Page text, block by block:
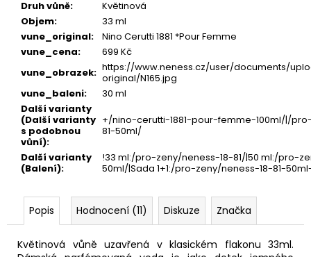
Druh vůně:
Květinová
Objem:
33 ml
vune_original:
Nino Cerutti 1881 *Pour Femme
vune_cena:
699 Kč
vune_obrazek: https://www.neness.cz/user/documents/
original/N165.jpg
vune_baleni:
30 ml
Další varianty
(Další varianty
s podobnou
vůní):
+/nino-cerutti-1881-pour-femme-100ml/|/
81-50ml/
Další varianty
(Balení):
!33 ml:/pro-zeny/neness-18-81/|50 ml:/pro-
50ml/|Sada 1+1:/pro-zeny/neness-18-81-
Popis Hodnocení (11) Diskuze Značka
Květinová vůně uzavřená v klasickém flakonu 33ml.